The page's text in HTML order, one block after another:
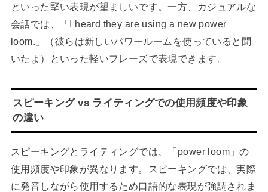
といった堅い表現が望ましいです。一方、カジュアルな
会話では、「I heard they are using a new power
loom.」（彼らは新しいパワールームを使っていると聞
いたよ）といった軽いフレーズで表現できます。
スピーキング vs ライティングでの使用頻度や印象
の違い
スピーキングとライティングでは、「power loom」の
使用頻度や印象が異なります。スピーキングでは、実際
に発音しながら使用するため口語的な表現が強調されま